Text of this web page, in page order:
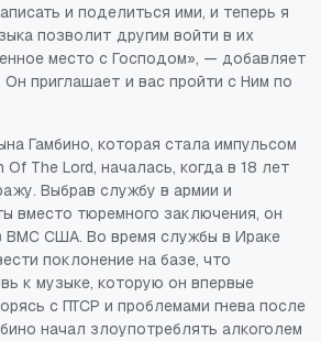
и поделиться ими, и теперь я
позволит другим войти в их
место с Господом», — добавляет
приглашает и вас пройти с Ним по
Гамбино, которая стала импульсом
Of The Lord, началась, когда в 18 лет
Выбрав службу в армии и
вместо тюремного заключения, он
ВМС США. Во время службы в Ираке
поклонение на базе, что
к музыке, которую он впервые
с ПТСР и проблемами гнева после
начал злоупотреблять алкоголем